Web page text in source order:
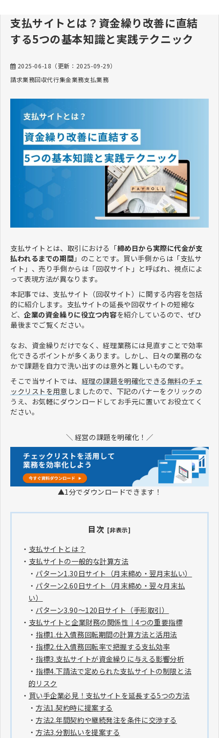
支払サイトとは？資金繰り改善に直結
する5つの基本知識と実践テクニック
2025-06-18 （更新： 2025-09-29）
請求業務回収代行集金業務支払業務
支払サイトとは、取引における「締め日から実際に代金が支
払われるまでの期間 」のことです。買い手側からは「支払サ
イト」、売り手側からは「回収サイト」と呼ばれ、視点によ
って表現方法が異なります。
本記事では、支払サイト（回収サイト）に関する内容を包括
的に紹介します。支払サイトの延長や回収サイトの短縮な
ど、企業の資金繰りに役立つ内容を紹介しているので、ぜひ
最後までご覧ください。
なお、資金繰りだけでなく、経理業務には見直すことで効率
化できるポイントが多くあります。しかし、日々の業務のな
かで課題を自力で洗い出すのは意外と難しいものです。
そこで当サイトでは、 経理の課題を明確化できる無料のチェ
ックリストを用意しましたので、下記のバナーをクリックの
うえ、お気軽にダウンロードしてお手元に置いてお役立てく
ださい。
＼ 経営の課題を明確化！／
▲1分でダウンロードできます！
目次 [非表示]
・ 支払サイトとは？
・ 支払サイトの一般的な計算方法
・ パターン1.30日サイト（月末締め・翌月末払い）
・ パターン2.60日サイト（月末締め・翌々月末払
い）
・ パターン3.90～120日サイト（手形取引）
・ 支払サイトと企業財務の関係性｜4つの重要指標
・ ​​​​​​​指標1.仕入債務回転期間の計算方法と活用法
・ 指標2.仕入債務回転率で把握する支払効率
・ 指標3.支払サイトが資金繰りに与える影響分析
・ 指標4.下請法で定められた支払サイトの制限と法
的リスク
・ 買い手企業必見！支払サイトを延長する5つの方法
・ 方法1.契約時に提案する
・ 方法2.年間契約や継続発注を条件に交渉する
・ 方法3.分割払いを提案する